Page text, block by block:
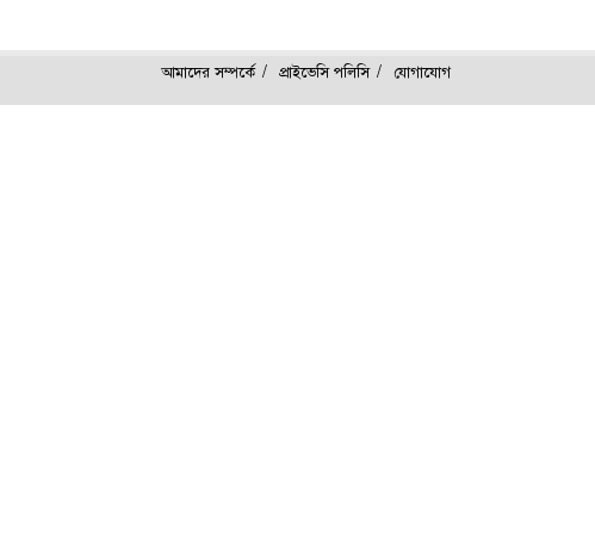
আমাদের সম্পর্কে প্রাইভেসি পলিসি যোগাযোগ